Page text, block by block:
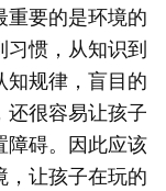
重要的是环境的
习惯，从知识到
知规律，盲目的
还很容易让孩子
障碍。因此应该
，让孩子在玩的